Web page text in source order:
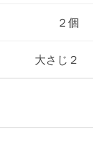
２個
大さじ２